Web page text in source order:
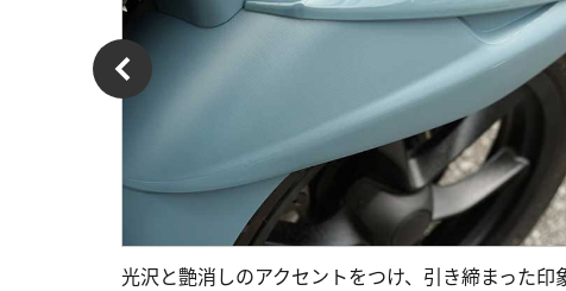
光沢と艶消しのアクセントをつけ、引き締まった